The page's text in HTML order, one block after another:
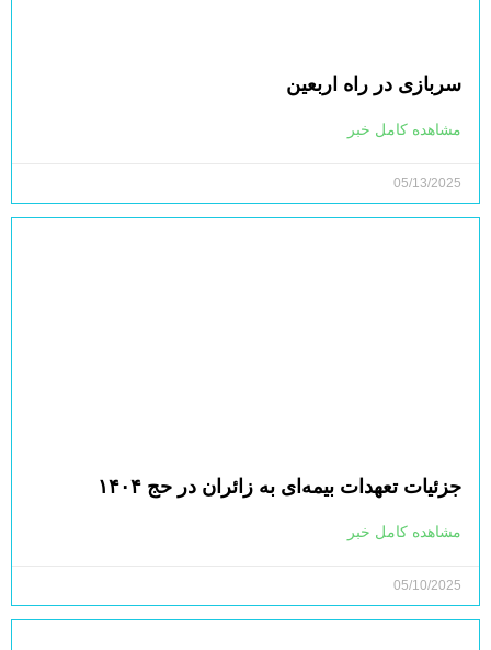
سربازی در راه اربعین
مشاهده کامل خبر
05/13/2025
جزئیات تعهدات بیمه‌ای به زائران در حج ۱۴۰۴
مشاهده کامل خبر
05/10/2025